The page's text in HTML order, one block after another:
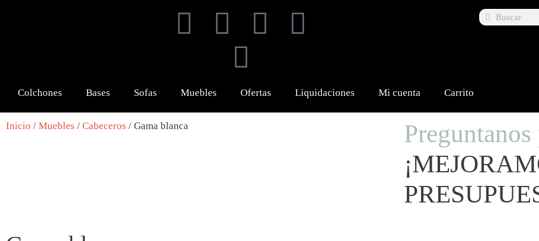
Colchones Bases Sofas Muebles Ofertas Liquidaciones Mi cuenta Carrito
Inicio / Muebles / Cabeceros / Gama blanca